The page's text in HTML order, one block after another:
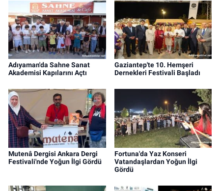
Adıyaman'da Sahne Sanat
Akademisi Kapılarını Açtı
Gaziantep'te 10. Hemşeri
Dernekleri Festivali Başladı
Mutenâ Dergisi Ankara Dergi
Festivali'nde Yoğun İlgi Gördü
Fortuna'da Yaz Konseri
Vatandaşlardan Yoğun İlgi
Gördü